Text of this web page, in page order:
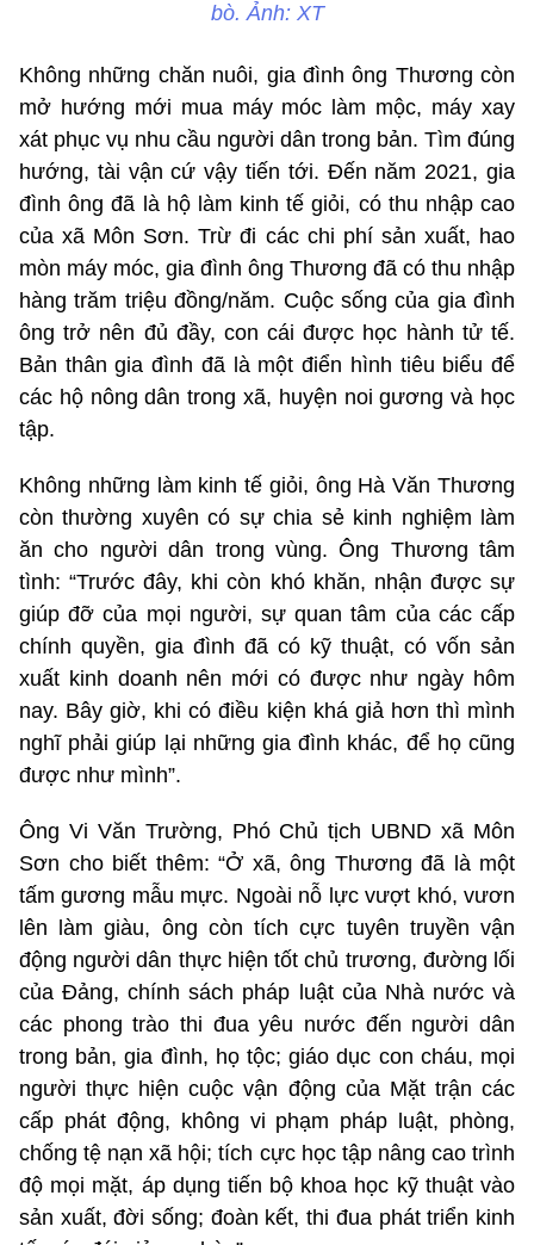
bò. Ảnh: XT
Không những chăn nuôi, gia đình ông Thương còn
mở hướng mới mua máy móc làm mộc, máy xay
xát phục vụ nhu cầu người dân trong bản. Tìm đúng
hướng, tài vận cứ vậy tiến tới. Đến năm 2021, gia
đình ông đã là hộ làm kinh tế giỏi, có thu nhập cao
của xã Môn Sơn. Trừ đi các chi phí sản xuất, hao
mòn máy móc, gia đình ông Thương đã có thu nhập
hàng trăm triệu đồng/năm. Cuộc sống của gia đình
ông trở nên đủ đầy, con cái được học hành tử tế.
Bản thân gia đình đã là một điển hình tiêu biểu để
các hộ nông dân trong xã, huyện noi gương và học
tập.
Không những làm kinh tế giỏi, ông Hà Văn Thương
còn thường xuyên có sự chia sẻ kinh nghiệm làm
ăn cho người dân trong vùng. Ông Thương tâm
tình: “Trước đây, khi còn khó khăn, nhận được sự
giúp đỡ của mọi người, sự quan tâm của các cấp
chính quyền, gia đình đã có kỹ thuật, có vốn sản
xuất kinh doanh nên mới có được như ngày hôm
nay. Bây giờ, khi có điều kiện khá giả hơn thì mình
nghĩ phải giúp lại những gia đình khác, để họ cũng
được như mình”.
Ông Vi Văn Trường, Phó Chủ tịch UBND xã Môn
Sơn cho biết thêm: “Ở xã, ông Thương đã là một
tấm gương mẫu mực. Ngoài nỗ lực vượt khó, vươn
lên làm giàu, ông còn tích cực tuyên truyền vận
động người dân thực hiện tốt chủ trương, đường lối
của Đảng, chính sách pháp luật của Nhà nước và
các phong trào thi đua yêu nước đến người dân
trong bản, gia đình, họ tộc; giáo dục con cháu, mọi
người thực hiện cuộc vận động của Mặt trận các
cấp phát động, không vi phạm pháp luật, phòng,
chống tệ nạn xã hội; tích cực học tập nâng cao trình
độ mọi mặt, áp dụng tiến bộ khoa học kỹ thuật vào
sản xuất, đời sống; đoàn kết, thi đua phát triển kinh